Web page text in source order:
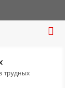
трудных